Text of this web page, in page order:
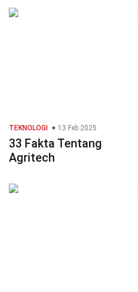
TEKNOLOGI 13 Feb 2025
33 Fakta Tentang
Agritech